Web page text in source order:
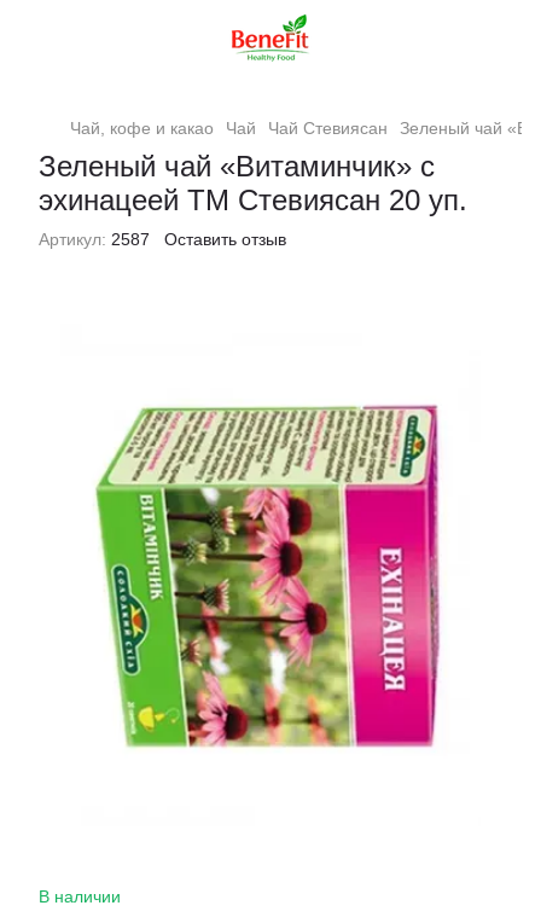
Чай, кофе и какао Чай Чай Стевиясан Зеленый чай
Зеленый чай «Витаминчик» с
эхинацеей ТМ Стевиясан 20 уп.
Артикул: 2587 Оставить отзыв
В наличии